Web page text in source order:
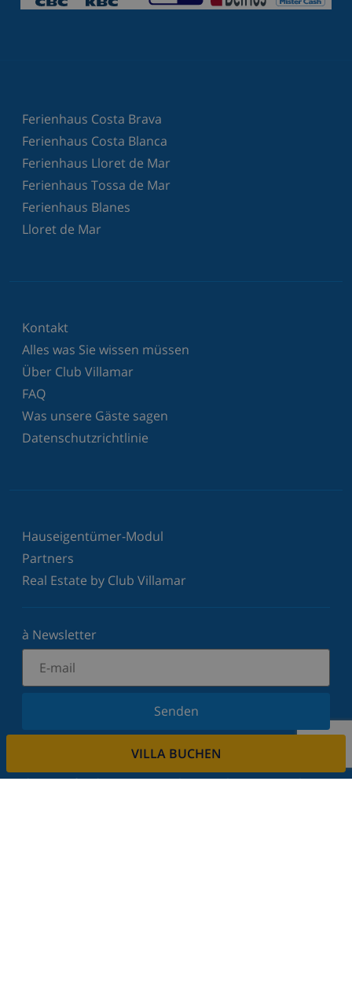
VILLA BUCHEN
Ferienhaus Costa Brava
Ferienhaus Costa Blanca
Ferienhaus Lloret de Mar
Ferienhaus Tossa de Mar
Ferienhaus Blanes
Lloret de Mar
Kontakt
Alles was Sie wissen müssen
Über Club Villamar
FAQ
Was unsere Gäste sagen
Datenschutzrichtlinie
Hauseigentümer-Modul
Partners
Real Estate by Club Villamar
à Newsletter
Senden
Melden Sie sich für unseren Newsletter an und
dem Laufenden. Wir respektieren Ihre Privatsphäre.